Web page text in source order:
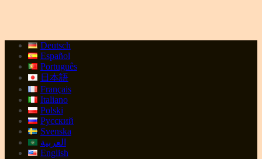
Deutsch
Español
Português
日本語
Français
Italiano
Polski
Русский
Svenska
العربية
English